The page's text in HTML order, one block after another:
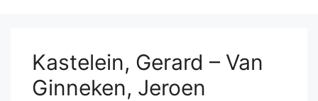
Kastelein, Gerard – Van
Ginneken, Jeroen